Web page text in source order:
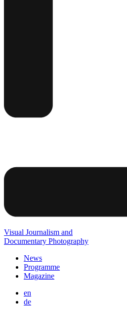
Visual Journalism and
Documentary Photography
News
Programme
Magazine
en
de